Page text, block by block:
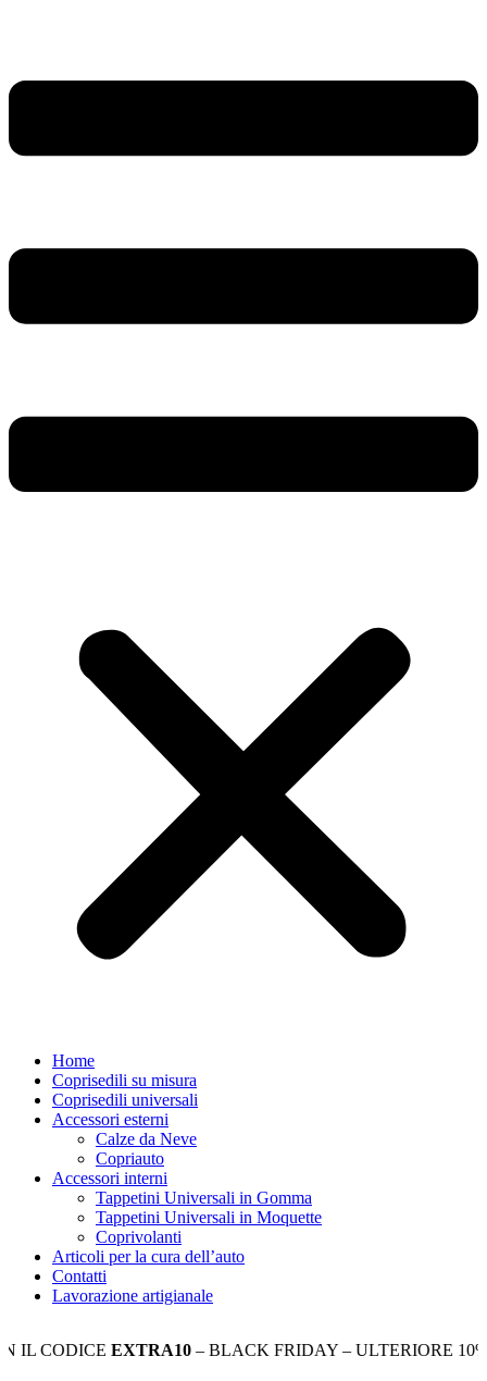
Home
Coprisedili su misura
Coprisedili universali
Accessori esterni
Calze da Neve
Copriauto
Accessori interni
Tappetini Universali in Gomma
Tappetini Universali in Moquette
Coprivolanti
Articoli per la cura dell’auto
Contatti
Lavorazione artigianale
EXTRA10– BLACK FRIDAY – ULTERIORE 10% DI